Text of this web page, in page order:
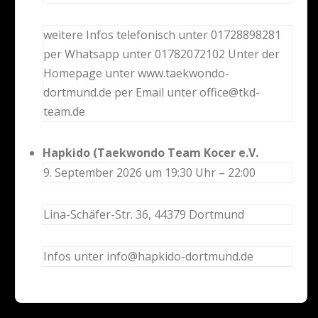
weitere Infos telefonisch unter 01728898281
per Whatsapp unter 01782072102 Unter der
Homepage unter www.taekwondo-
dortmund.de per Email unter office@tkd-
team.de
Hapkido (Taekwondo Team Kocer e.V.
9. September 2026 um 19:30 Uhr – 22:00
Lina-Schäfer-Str. 36, 44379 Dortmund
Infos unter info@hapkido-dortmund.de